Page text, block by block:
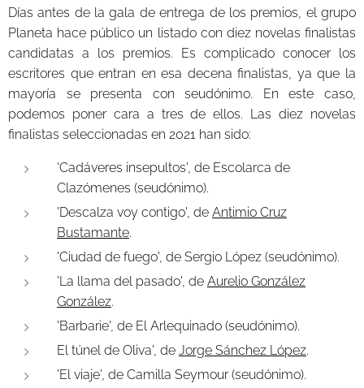
Días antes de la gala de entrega de los premios, el grupo
Planeta hace público un listado con diez novelas finalistas
candidatas a los premios. Es complicado conocer los
escritores que entran en esa decena finalistas, ya que la
mayoría se presenta con seudónimo. En este caso,
podemos poner cara a tres de ellos. Las diez novelas
finalistas seleccionadas en 2021 han sido:
'Cadáveres insepultos', de Escolarca de
Clazómenes (seudónimo).
'Descalza voy contigo', de Antimio Cruz
Bustamante.
'Ciudad de fuego', de Sergio López (seudónimo).
'La llama del pasado', de Aurelio González
González.
'Barbarie', de El Arlequinado (seudónimo).
El túnel de Oliva', de Jorge Sánchez López.
'El viaje', de Camilla Seymour (seudónimo).